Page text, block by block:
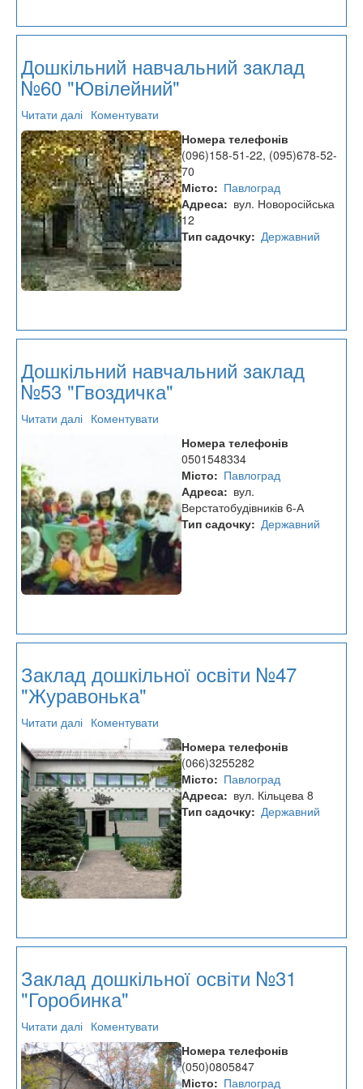
Дошкільний навчальний заклад
№60 "Ювілейний"
Читати далі про
Дошкільний
навчальний
заклад
№60
"Ювілейний"
Коментувати
Номера телефонів
(096)158-51-22, (095)678-52-
70
Місто
Павлоград
Адреса
вул. Новоросійська
12
Тип садочку Державний
Дошкільний навчальний заклад
№53 "Гвоздичка"
Читати далі про
"Гвоздичка"
Коментувати
Номера телефонів
0501548334
Місто
Павлоград
Адреса
вул.
Верстатобудівників 6-А
Тип садочку Державний
Заклад дошкільної освіти №47
"Журавонька"
Читати далі про
дошкільної
освіти
№47
"Журавонька"
Коментувати
Номера телефонів
(066)3255282
Місто
Павлоград
Адреса
вул. Кільцева 8
Тип садочку Державний
Заклад дошкільної освіти №31
"Горобинка"
Читати далі про
Заклад
дошкільної
освіти
Коментувати
Номера телефонів
(050)0805847
Місто
Павлоград